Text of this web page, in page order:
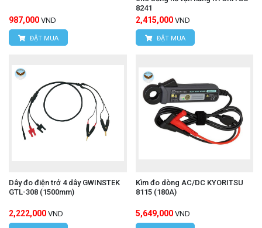
987,000 VND
ĐẶT MUA
8241
2,415,000 VND
ĐẶT MUA
Dây đo điện trở 4 dây GWINSTEK
GTL-308 (1500mm)
2,222,000 VND
Kìm đo dòng AC/DC KYORITSU
8115 (180A)
5,649,000 VND